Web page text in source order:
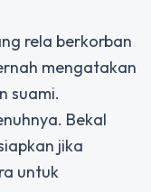
rela berkorban
mengatakan
suami.
Bekal
jika
untuk